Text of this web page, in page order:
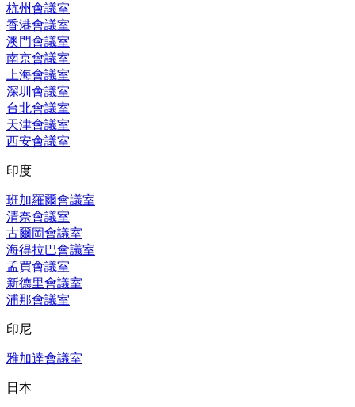
杭州會議室
香港會議室
澳門會議室
南京會議室
上海會議室
深圳會議室
台北會議室
天津會議室
西安會議室
印度
班加羅爾會議室
清奈會議室
古爾岡會議室
海得拉巴會議室
孟買會議室
新德里會議室
浦那會議室
印尼
雅加達會議室
日本